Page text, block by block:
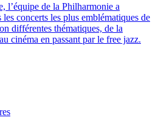
l’équipe de la Philharmonie a
concerts les plus emblématiques de
différentes thématiques, de la
cinéma en passant par le free jazz.